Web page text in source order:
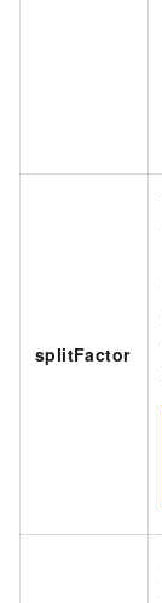
splitFactor